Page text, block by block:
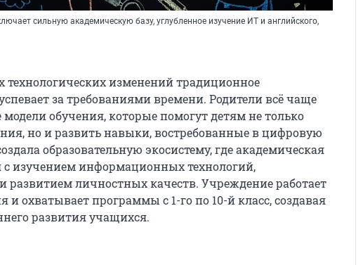
сильную академическую базу, углубленное изучение ИТ и английского,
технологических изменений традиционное
за требованиями времени. Родители всё чаще
обучения, которые помогут детям не только
но и развить навыки, востребованные в цифровую
образовательную экосистему, где академическая
с изучением информационных технологий,
развитием личностных качеств. Учреждение работает
и охватывает программы с 1-го по 10-й класс, создавая
развития учащихся.